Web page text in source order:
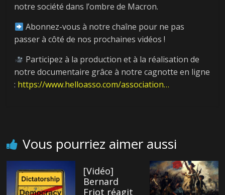
notre société dans l’ombre de Macron.
Abonnez-vous à notre chaîne pour ne pas
passer à côté de nos prochaines vidéos !
Participez à la production et à la réalisation de
notre documentaire grâce à notre cagnotte en ligne
: https://www.helloasso.com/association…
← Previous
Durand réagit aux
mensonges et à la
démagogie de M.
[Vidéo] Franck
Lepage démolit le
Vous pourriez aimer aussi
[Vidéo]
Bernard
Friot réagit